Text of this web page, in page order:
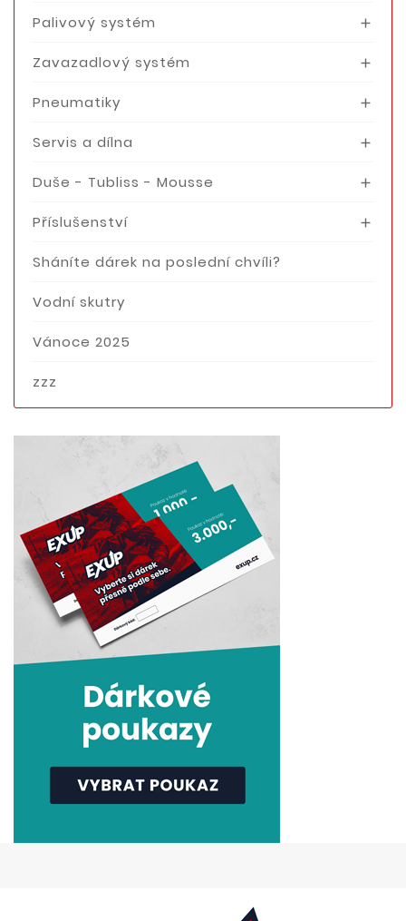
Palivový systém 
Zavazadlový systém 
Pneumatiky 
Servis a dílna 
Duše - Tubliss - Mousse 
Příslušenství 
Sháníte dárek na poslední chvíli?
Vodní skutry
Vánoce 2025
zzz